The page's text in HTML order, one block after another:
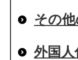
その
外国